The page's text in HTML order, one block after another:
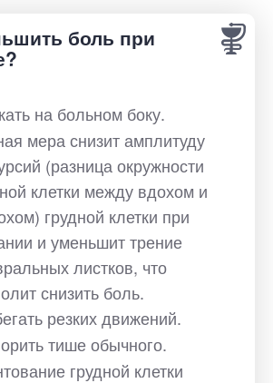
боль при
на больном боку.
мера снизит амплитуду
(разница окружности
клетки между вдохом и
грудной клетки при
и уменьшит трение
листков, что
снизить боль.
резких движений.
тише обычного.
грудной клетки